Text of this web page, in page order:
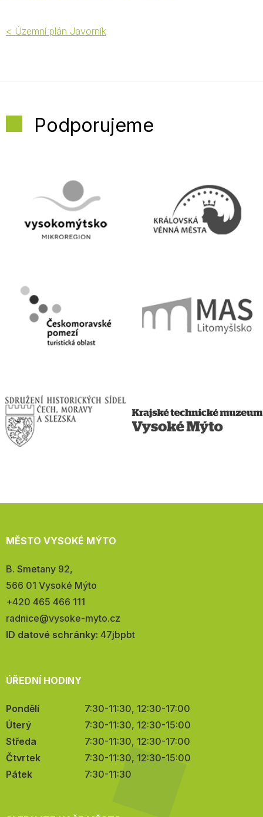
< Územní plán Javorník
Podporujeme
MĚSTO VYSOKÉ MÝTO
Adresa:
B. Smetany 92,
566 01 Vysoké Mýto
Telefon:
+420 465 466 111
E-
mail:
radnice@vysoke-myto.cz
ID datové schránky: 47jbpbt
ÚŘEDNÍ HODINY
Pondělí
7:30-11:30, 12:30-17:00
Úterý
7:30-11:30, 12:30-15:00
Středa
7:30-11:30, 12:30-17:00
Čtvrtek
7:30-11:30, 12:30-15:00
Pátek
7:30-11:30